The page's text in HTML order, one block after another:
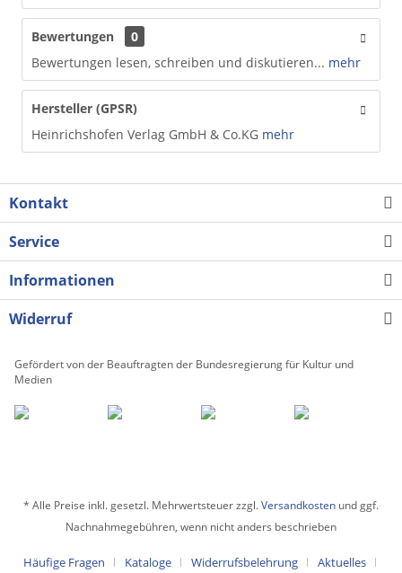
Bewertungen
0
Bewertungen lesen, schreiben und diskutieren... mehr
Hersteller (GPSR)
Heinrichshofen Verlag GmbH & Co.KG mehr
Kontakt
Service
Informationen
Widerruf
Gefördert von der Beauftragten der Bundesregierung für Kultur und
Medien
* Alle Preise inkl. gesetzl. Mehrwertsteuer zzgl.Versandkosten und ggf.
Nachnahmegebühren, wenn nicht anders beschrieben
Häufige Fragen Kataloge Widerrufsbelehrung Aktuelles